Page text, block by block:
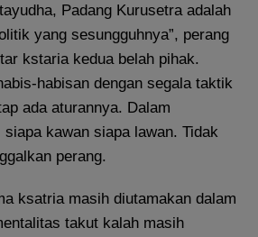
Padang Kurusetra adalah
yang sesungguhnya”, perang
kstaria kedua belah pihak.
habisan dengan segala taktik
ada aturannya. Dalam
kawan siapa lawan. Tidak
perang.
ksatria masih diutamakan dalam
takut kalah masih